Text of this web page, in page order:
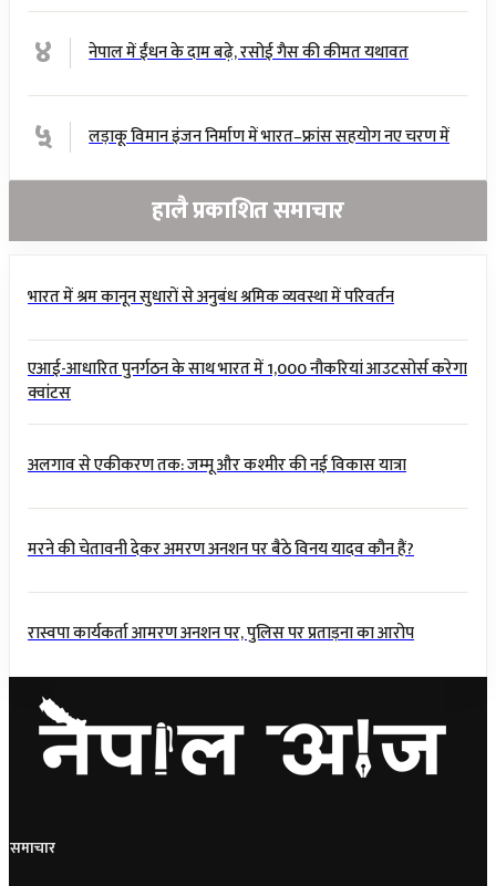
४ नेपाल में ईंधन के दाम बढ़े, रसोई गैस की कीमत यथावत
५ लड़ाकू विमान इंजन निर्माण में भारत–फ्रांस सहयोग नए चरण में
हालै प्रकाशित समाचार
भारत में श्रम कानून सुधारों से अनुबंध श्रमिक व्यवस्था में परिवर्तन
एआई-आधारित पुनर्गठन के साथ भारत में 1,000 नौकरियां आउटसोर्स करेगा
क्वांटस
अलगाव से एकीकरण तक: जम्मू और कश्मीर की नई विकास यात्रा
मरने की चेतावनी देकर अमरण अनशन पर बैठे विनय यादव कौन हैं?
रास्वपा कार्यकर्ता आमरण अनशन पर, पुलिस पर प्रताड़ना का आरोप
समाचार